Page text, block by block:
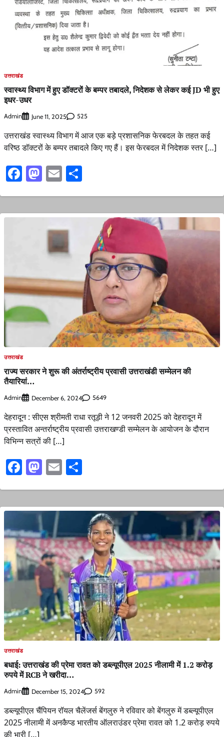
उत्तराखंड
स्वास्थ्य विभाग में हुए डॉक्टरों के बम्पर तबादले, निदेशक से लेकर कई JD भी हुए
इधर-उधर
Admin June 11, 2025 525
उत्तराखंड स्वास्थ्य विभाग में आज एक बड़े प्रशासनिक फेरबदल के तहत कई
वरिष्ठ डॉक्टरों के बम्पर तबादले किए गए हैं। इस फेरबदल में निदेशक स्तर […]
Facebook
Mastodon
Email
उत्तराखंड
राज्य सरकार ने शुरू की अंतर्राष्ट्रीय प्रवासी उत्तराखंडी सम्मेलन की
तैयारियां…
Admin December 6, 2024 5649
देहरादून : सीएस श्रीमती राधा रतूड़ी ने 12 जनवरी 2025 को देहरादून में
प्रस्तावित अन्तर्राष्ट्रीय प्रवासी उत्तराखण्डी सम्मेलन के आयोजन के दौरान
विभिन्न सत्रों की […]
Facebook
Mastodon
Email
उत्तराखंड
बधाई: उत्तराखंड की प्रेमा रावत को डब्ल्यूपीएल 2025 नीलामी में 1.2 करोड़
रुपये में RCB ने खरीदा…
Admin December 15, 2024 592
डब्ल्यूपीएल चैंपियन रॉयल चैलेंजर्स बेंगलुरु ने रविवार को बेंगलुरु में डब्ल्यूपीएल
2025 नीलामी में अनकैप्ड भारतीय ऑलराउंडर प्रेमा रावत को 1.2 करोड़ रुपये
की भारी […]